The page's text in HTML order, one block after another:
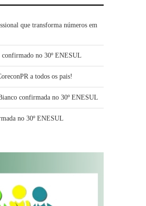
que transforma números em
no 30º ENESUL
a todos os pais!
confirmada no 30º ENESUL
no 30º ENESUL